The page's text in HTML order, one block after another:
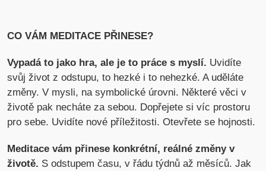
CO VÁM MEDITACE PŘINESE?
Vypadá to jako hra, ale je to práce s myslí. Uvidíte
svůj život z odstupu, to hezké i to nehezké. A uděláte
změny. V mysli, na symbolické úrovni. Některé věci v
životě pak necháte za sebou. Dopřejete si víc prostoru
pro sebe. Uvidíte nové příležitosti. Otevřete se hojnosti.
Meditace vám přinese konkrétní, reálné změny v
životě. S odstupem času, v řádu týdnů až měsíců. Jak